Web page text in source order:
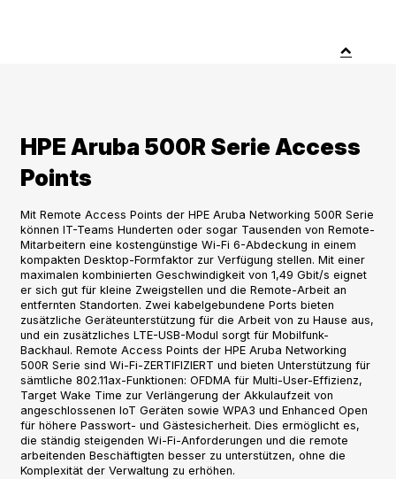
HPE Aruba 500R Serie Access
Points
Mit Remote Access Points der HPE Aruba Networking 500R Serie
können IT-Teams Hunderten oder sogar Tausenden von Remote-
Mitarbeitern eine kostengünstige Wi-Fi 6-Abdeckung in einem
kompakten Desktop-Formfaktor zur Verfügung stellen. Mit einer
maximalen kombinierten Geschwindigkeit von 1,49 Gbit/s eignet
er sich gut für kleine Zweigstellen und die Remote-Arbeit an
entfernten Standorten. Zwei kabelgebundene Ports bieten
zusätzliche Geräteunterstützung für die Arbeit von zu Hause aus,
und ein zusätzliches LTE-USB-Modul sorgt für Mobilfunk-
Backhaul. Remote Access Points der HPE Aruba Networking
500R Serie sind Wi-Fi-ZERTIFIZIERT und bieten Unterstützung für
sämtliche 802.11ax-Funktionen: OFDMA für Multi-User-Effizienz,
Target Wake Time zur Verlängerung der Akkulaufzeit von
angeschlossenen IoT Geräten sowie WPA3 und Enhanced Open
für höhere Passwort- und Gästesicherheit. Dies ermöglicht es,
die ständig steigenden Wi-Fi-Anforderungen und die remote
arbeitenden Beschäftigten besser zu unterstützen, ohne die
Komplexität der Verwaltung zu erhöhen.